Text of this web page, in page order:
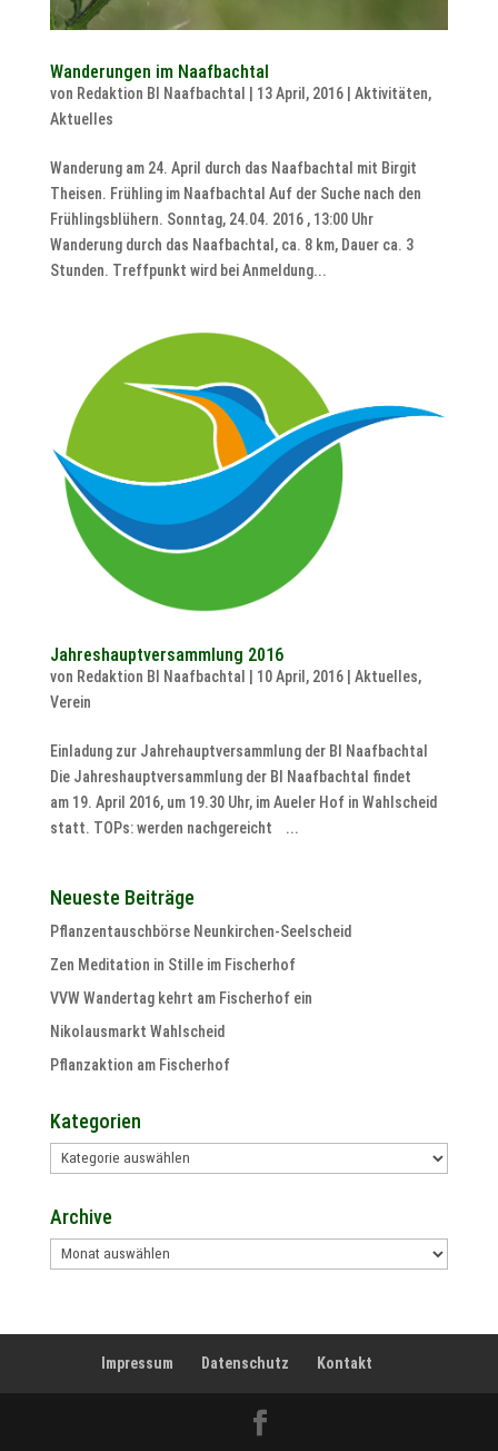
Wanderungen im Naafbachtal
von Redaktion BI Naafbachtal | 13 April, 2016| Aktivitäten,
Aktuelles
Wanderung am 24. April durch das Naafbachtal mit Birgit
Theisen. Frühling im Naafbachtal Auf der Suche nach den
Frühlingsblühern. Sonntag, 24.04. 2016 , 13:00 Uhr
Wanderung durch das Naafbachtal, ca. 8 km, Dauer ca. 3
Stunden. Treffpunkt wird bei Anmeldung...
Jahreshauptversammlung 2016
von Redaktion BI Naafbachtal | 10 April, 2016| Aktuelles,
Verein
Einladung zur Jahrehauptversammlung der BI Naafbachtal
Die Jahreshauptversammlung der BI Naafbachtal findet
am 19. April 2016, um 19.30 Uhr, im Aueler Hof in Wahlscheid
statt. TOPs: werden nachgereicht ...
Neueste Beiträge
Pflanzentauschbörse Neunkirchen-Seelscheid
Zen Meditation in Stille im Fischerhof
VVW Wandertag kehrt am Fischerhof ein
Nikolausmarkt Wahlscheid
Pflanzaktion am Fischerhof
Kategorien
Kategorien
Archive
Archive
Impressum Datenschutz Kontakt